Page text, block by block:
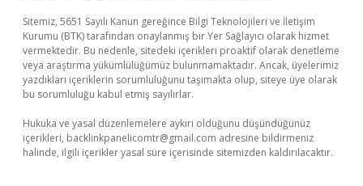
Sitemiz, 5651 Sayılı Kanun gereğince Bilgi Teknolojileri ve İletişim
Kurumu (BTK) tarafından onaylanmış bir Yer Sağlayıcı olarak hizmet
vermektedir. Bu nedenle, sitedeki içerikleri proaktif olarak denetleme
veya araştırma yükümlülüğümüz bulunmamaktadır. Ancak, üyelerimiz
yazdıkları içeriklerin sorumluluğunu taşımakta olup, siteye üye olarak
bu sorumluluğu kabul etmiş sayılırlar.
Hukuka ve yasal düzenlemelere aykırı olduğunu düşündüğünüz
içerikleri, backlinkpanelicomtr@gmail.com adresine bildirmeniz
halinde, ilgili içerikler yasal süre içerisinde sitemizden kaldırılacaktır.